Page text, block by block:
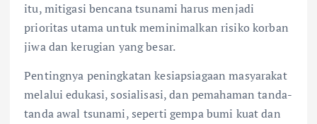
itu, mitigasi bencana tsunami harus menjadi
prioritas utama untuk meminimalkan risiko korban
jiwa dan kerugian yang besar.
Pentingnya peningkatan kesiapsiagaan masyarakat
melalui edukasi, sosialisasi, dan pemahaman tanda-
tanda awal tsunami, seperti gempa bumi kuat dan